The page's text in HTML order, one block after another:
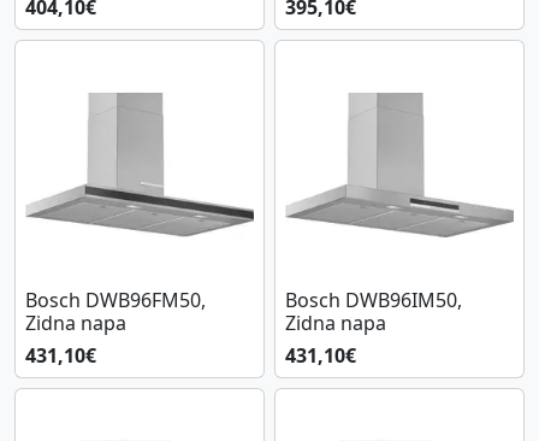
404,10€ 395,10€
Bosch DWB96FM50,
Zidna napa
431,10€
Bosch DWB96IM50,
Zidna napa
431,10€